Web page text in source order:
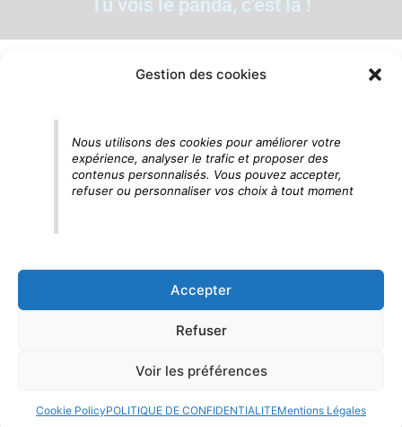
Gestion des cookies
Nous utilisons des cookies pour améliorer votre
expérience, analyser le trafic et proposer des
contenus personnalisés. Vous pouvez accepter,
refuser ou personnaliser vos choix à tout moment
Accepter
Refuser
Voir les préférences
Cookie PolicyPOLITIQUE DE CONFIDENTIALITEMentions Légales